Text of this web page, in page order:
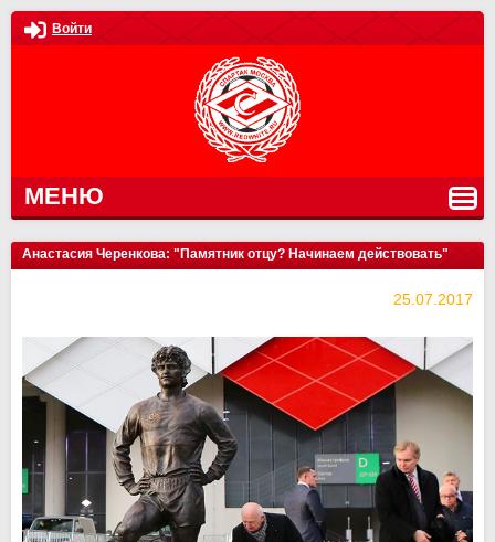
Войти
МЕНЮ
Анастасия Черенкова: "Памятник отцу? Начинаем действовать"
25.07.2017